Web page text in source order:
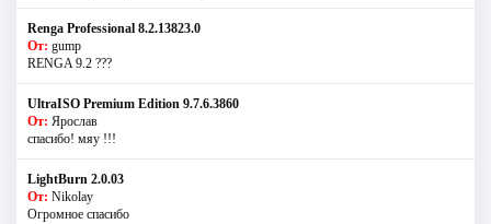
Renga Professional 8.2.13823.0
От: gump
RENGA 9.2 ???
UltraISO Premium Edition 9.7.6.3860
От: Ярослав
спасибо! мяу !!!
LightBurn 2.0.03
От: Nikolay
Огромное спасибо